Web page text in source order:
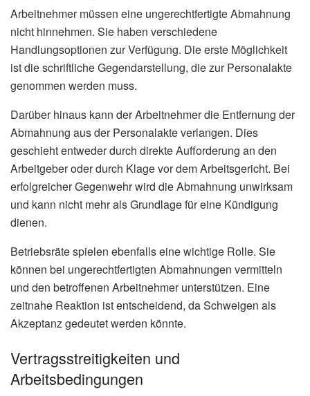
Arbeitnehmer müssen eine ungerechtfertigte Abmahnung
nicht hinnehmen. Sie haben verschiedene
Handlungsoptionen zur Verfügung. Die erste Möglichkeit
ist die schriftliche Gegendarstellung, die zur Personalakte
genommen werden muss.
Darüber hinaus kann der Arbeitnehmer die Entfernung der
Abmahnung aus der Personalakte verlangen. Dies
geschieht entweder durch direkte Aufforderung an den
Arbeitgeber oder durch Klage vor dem Arbeitsgericht. Bei
erfolgreicher Gegenwehr wird die Abmahnung unwirksam
und kann nicht mehr als Grundlage für eine Kündigung
dienen.
Betriebsräte spielen ebenfalls eine wichtige Rolle. Sie
können bei ungerechtfertigten Abmahnungen vermitteln
und den betroffenen Arbeitnehmer unterstützen. Eine
zeitnahe Reaktion ist entscheidend, da Schweigen als
Akzeptanz gedeutet werden könnte.
Vertragsstreitigkeiten und
Arbeitsbedingungen